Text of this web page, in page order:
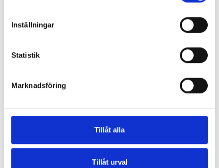
Inställningar
Statistik
Marknadsföring
Tillåt alla
Tillåt urval
Samtliga kliniker är kvalitetscertifierade enligt ISO
Våra specialister